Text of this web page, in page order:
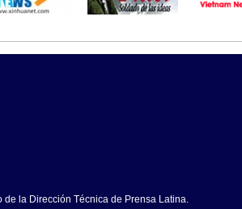
la Dirección Técnica de Prensa Latina.